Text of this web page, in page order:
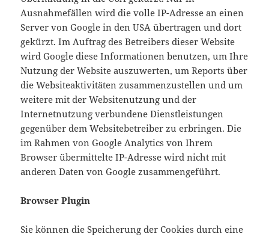
Ausnahmefällen wird die volle IP-Adresse an einen
Server von Google in den USA übertragen und dort
gekürzt. Im Auftrag des Betreibers dieser Website
wird Google diese Informationen benutzen, um Ihre
Nutzung der Website auszuwerten, um Reports über
die Websiteaktivitäten zusammenzustellen und um
weitere mit der Websitenutzung und der
Internetnutzung verbundene Dienstleistungen
gegenüber dem Websitebetreiber zu erbringen. Die
im Rahmen von Google Analytics von Ihrem
Browser übermittelte IP-Adresse wird nicht mit
anderen Daten von Google zusammengeführt.
Browser Plugin
Sie können die Speicherung der Cookies durch eine